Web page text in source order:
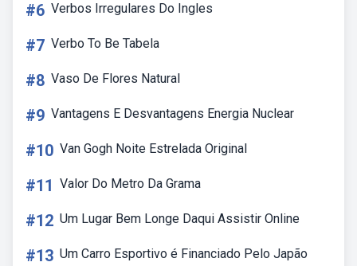
#6 Verbos Irregulares Do Ingles
#7 Verbo To Be Tabela
#8 Vaso De Flores Natural
#9 Vantagens E Desvantagens Energia Nuclear
#10 Van Gogh Noite Estrelada Original
#11 Valor Do Metro Da Grama
#12 Um Lugar Bem Longe Daqui Assistir Online
#13 Um Carro Esportivo é Financiado Pelo Japão